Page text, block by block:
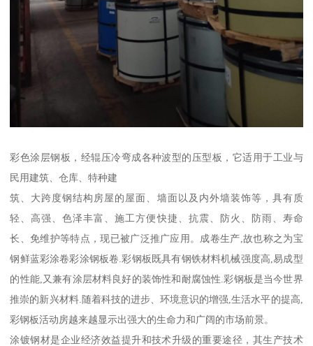
彩色涂层钢板，经辊压冷弯成各种波型的压型板，它适用于工业与
民用建筑、仓库、特种建
筑、大跨度钢结构房屋的屋面、墙面以及内外墙装饰等，具有质
轻、高强、色泽丰富、施工方便快捷、抗震、防火、防雨、寿命
长、免维护等特点，现已被广泛推广应用。成卷生产,故也称之为宝
钢鲜蓝彩涂卷彩涂钢板卷.彩钢板既具有钢铁材料机械强度高,易成型
的性能,又兼有涂层材料良好的装饰性和耐腐蚀性.彩钢板是当今世界
推崇的新兴材料.随着科技的进步、环境意识的增强,生活水平的提高,
彩钢板活动房越来越显示出强大的生命力和广阔的市场前景。
涂镀钢材是企业经济效益提升和技术升级的重要途径，其生产技术